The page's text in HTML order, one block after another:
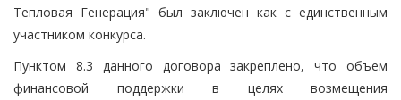
Тепловая Генерация" был заключен как с единственным
участником конкурса.
Пунктом 8.3 данного договора закреплено, что объем
финансовой поддержки в целях возмещения